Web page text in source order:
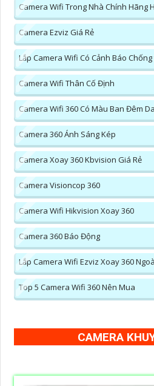
Camera Wifi Trong Nhà Chính Hãng
Camera Ezviz Giá Rẻ
Lắp Camera Wifi Có Cảnh Báo
Camera Wifi Thân Cố Định
Camera Wifi 360 Có Màu Ban Đêm
Camera 360 Ánh Sáng Kép
Camera Xoay 360 Kbvision Giá Rẻ
Camera Visioncop 360
Camera Wifi Hikvision Xoay 360
Camera 360 Báo Động
Lắp Camera Wifi Ezviz Xoay 360
Top 5 Camera Wifi 360 Nên Mua
CAMERA